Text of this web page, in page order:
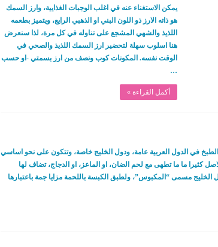
يمكن الاستغناء عنه في اغلب الوجبات الغذايية، وارز السمك
هو ذاته الارز ذو اللون البني او الذهبي الرايع، ويتميز بطعمه
اللذيذ والشهي المشجع على تناوله في كل مرة، لذا سنعرض
هنا اسلوب سهلة لتحضير ارز السمك اللذيذ والصحي في
الوقت نفسه. المكونات كوب ونصف من ارز بسمتي -او حسب
…
أكمل القراءة »
في الدول العربية عامة، ودول الخليج خاصة، وتتكون على نحو اساسي
كثيرا ما ما تطهى مع لحم الضان، او الماعز، او الدجاج، تضاف لها
مسمى “المكبوس”، ولطبق الكبسة باللحمة مزايا جمة باعتبارها